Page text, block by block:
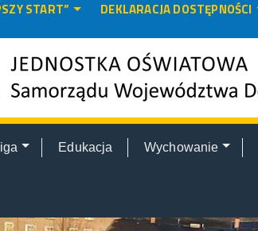
START”
DEKLARACJA DOSTĘPNOŚCI
Edukacja Wychowanie